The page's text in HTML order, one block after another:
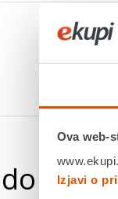
Ova web-
Izjavi o